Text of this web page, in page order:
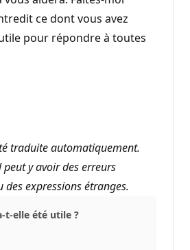
ce dont vous avez
pour répondre à toutes
traduite automatiquement.
y avoir des erreurs
expressions étranges.
t-elle été utile ?